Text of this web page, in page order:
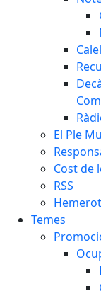
El Ple
Cost de
RSS
Temes